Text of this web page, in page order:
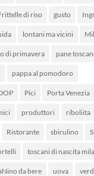
di riso gusto
lontani ma vicini
di primavera pane
pappa al pomodoro
Pici Porta Venezia
produttori riboliita
Ristorante sbirulino
toscani di nascita
da bere uova